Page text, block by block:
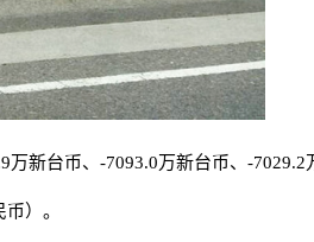
新台币、-7093.0万新台币、-7029.2
）。